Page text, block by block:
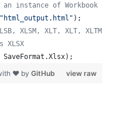
instance of Workbook
"html_output.html" ) ;
XLSM, XLT, XLT, XLTM,
XLSX
SaveFormat .Xlsx) ;
view raw
❤ by GitHub